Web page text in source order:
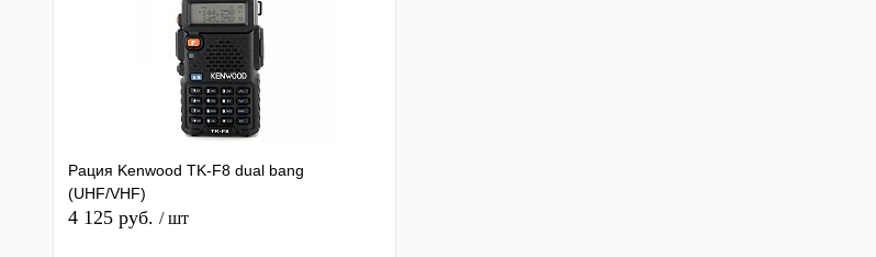
Рация Kenwood TK-F8 dual bang
(UHF/VHF)
4 125 руб. / шт